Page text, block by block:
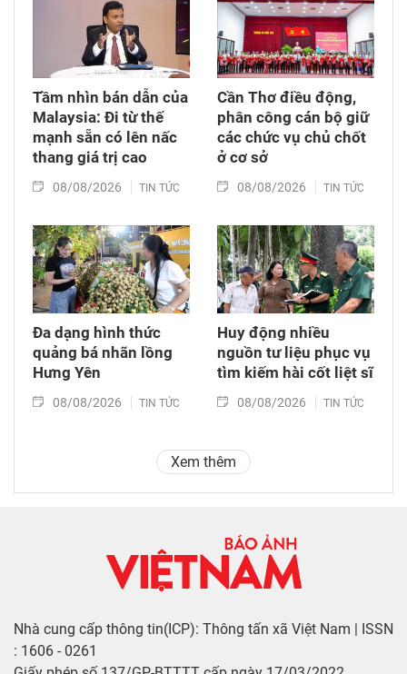
Tầm nhìn bán dẫn của
Malaysia: Đi từ thế
mạnh sẵn có lên nấc
thang giá trị cao
08/08/2026 TIN TỨC
Cần Thơ điều động,
phân công cán bộ giữ
các chức vụ chủ chốt
ở cơ sở
08/08/2026 TIN TỨC
Đa dạng hình thức
quảng bá nhãn lồng
Hưng Yên
08/08/2026 TIN TỨC
Huy động nhiều
nguồn tư liệu phục vụ
tìm kiếm hài cốt liệt sĩ
08/08/2026 TIN TỨC
Xem thêm
Nhà cung cấp thông tin(ICP): Thông tấn xã Việt Nam | ISSN
: 1606 - 0261